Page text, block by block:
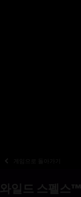
와일드 스펠스™